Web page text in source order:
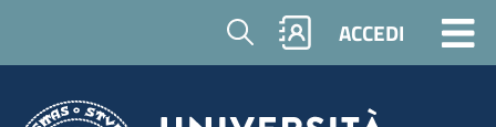
Cerca ACCEDI